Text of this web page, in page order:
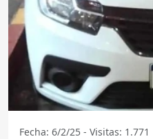
Fecha: 6/2/25 - Visitas: 1.771